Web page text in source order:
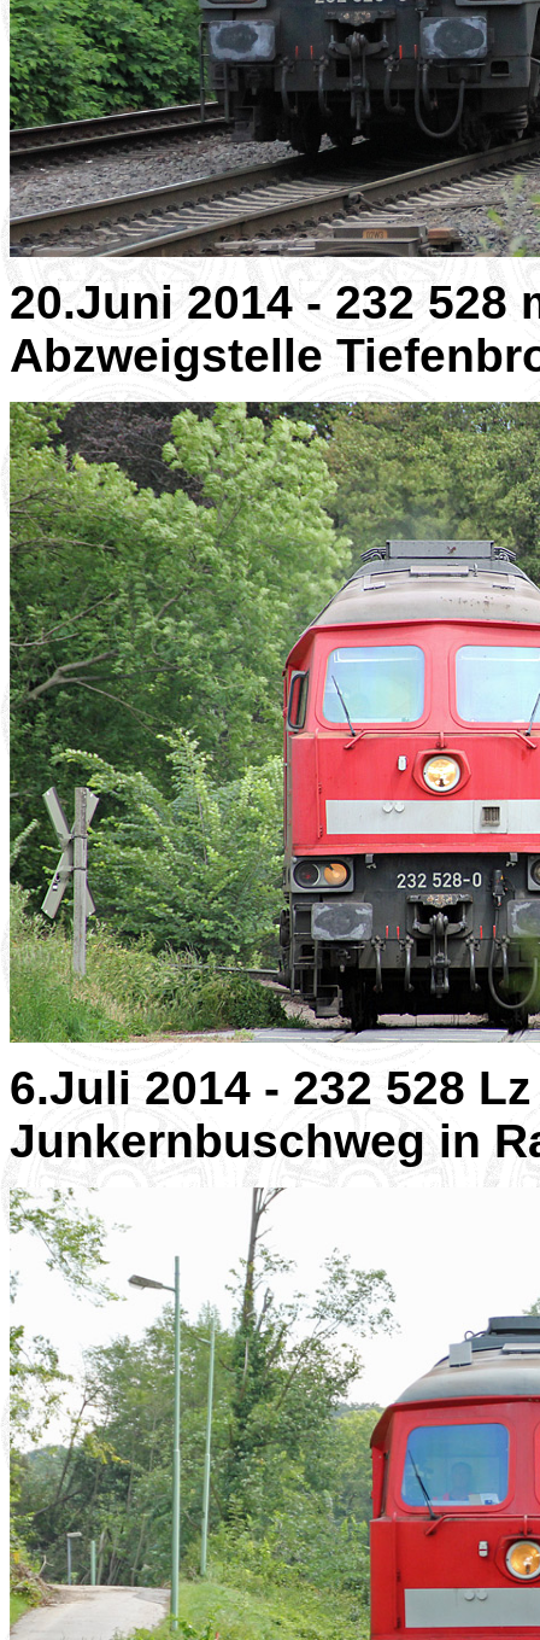
20.Juni 2014 - 232 528
Abzweigstelle
6.Juli 2014 - 232 528
Junkernbuschweg in